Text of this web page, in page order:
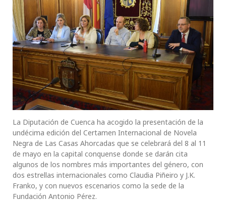
La Diputación de Cuenca ha acogido la presentación de la
undécima edición del Certamen Internacional de Novela
Negra de Las Casas Ahorcadas que se celebrará del 8 al 11
de mayo en la capital conquense donde se darán cita
algunos de los nombres más importantes del género, con
dos estrellas internacionales como Claudia Piñeiro y J.K.
Franko, y con nuevos escenarios como la sede de la
Fundación Antonio Pérez.